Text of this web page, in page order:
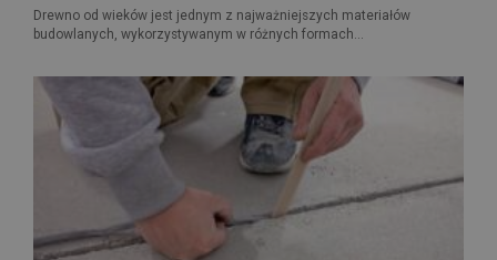
Drewno od wieków jest jednym z najważniejszych materiałów
budowlanych, wykorzystywanym w różnych formach...